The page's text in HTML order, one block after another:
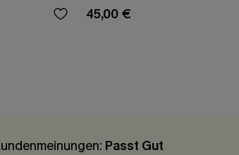
45,00 €
Passt Gut